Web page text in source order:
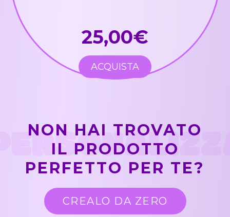
25,00€
ACQUISTA
NON HAI TROVATO
IL PRODOTTO
PERFETTO PER TE?
CREALO DA ZERO